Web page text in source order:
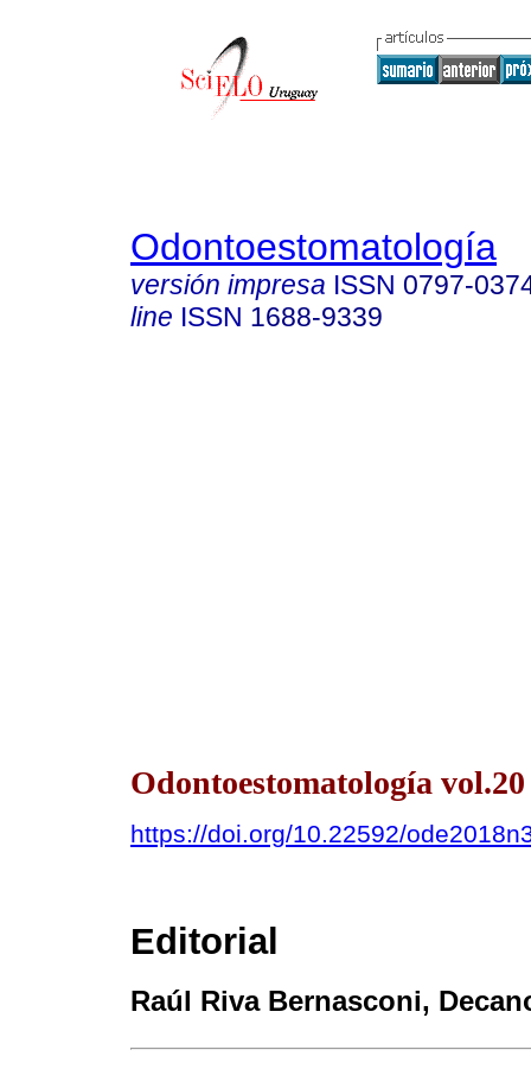
Odontoestomatología
versión impresa ISSN 0797-
line ISSN 1688-9339
Odontoestomatología
https://doi.org/10.22592/
Editorial
Raúl Riva Bernasconi,